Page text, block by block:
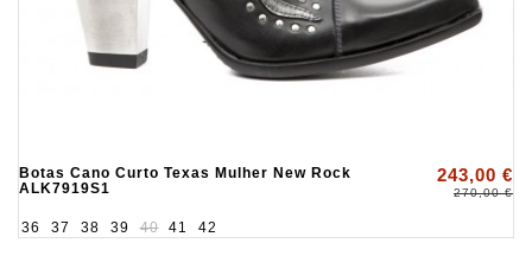
Botas Cano Curto Texas Mulher New Rock
ALK7919S1
243,00 €
270,00 €
36 37 38 39 40 41 42